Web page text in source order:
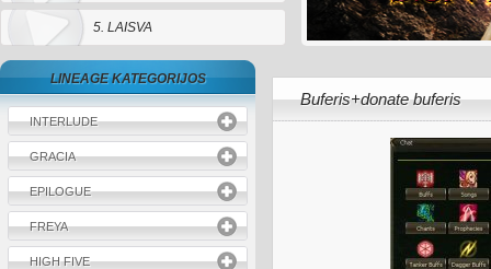
5. LAISVA
LINEAGE KATEGORIJOS
INTERLUDE
GRACIA
EPILOGUE
FREYA
HIGH FIVE
Buferis+donate buferis